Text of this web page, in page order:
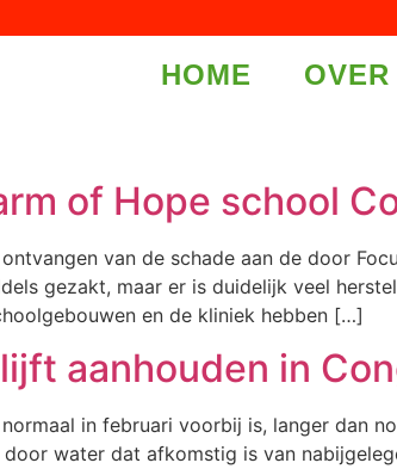
HOME OVER
of Hope school
van de schade aan de door
gezakt, maar er is duidelijk veel
en de kliniek hebben […]
aanhouden in
in februari voorbij is, langer dan
water dat afkomstig is van